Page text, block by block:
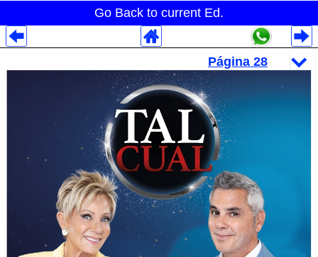
Go Back to current Ed.
Despliegues Analytics
Despliegues Totales
Despliegues por Rubros